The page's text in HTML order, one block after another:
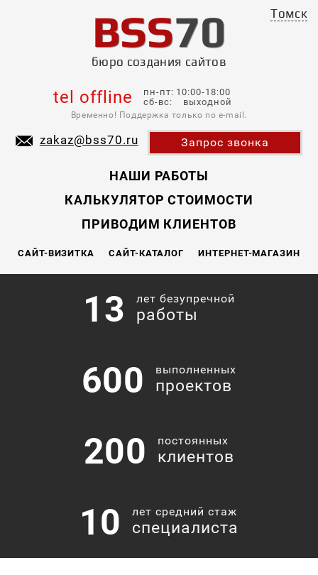
BSS70
бюро создания сайтов
Томск
tel offline
пн-пт: 10:00-18:00
сб-вс: выходной
Временно! Поддержка только по e-mail.
zakaz@bss70.ru Запрос звонка
НАШИ РАБОТЫ
КАЛЬКУЛЯТОР СТОИМОСТИ
ПРИВОДИМ КЛИЕНТОВ
САЙТ-ВИЗИТКА САЙТ-КАТАЛОГ ИНТЕРНЕТ-МАГАЗИН
13 лет безупречной
работы
600 выполненных
проектов
200 постоянных
клиентов
10 лет средний стаж
специалиста